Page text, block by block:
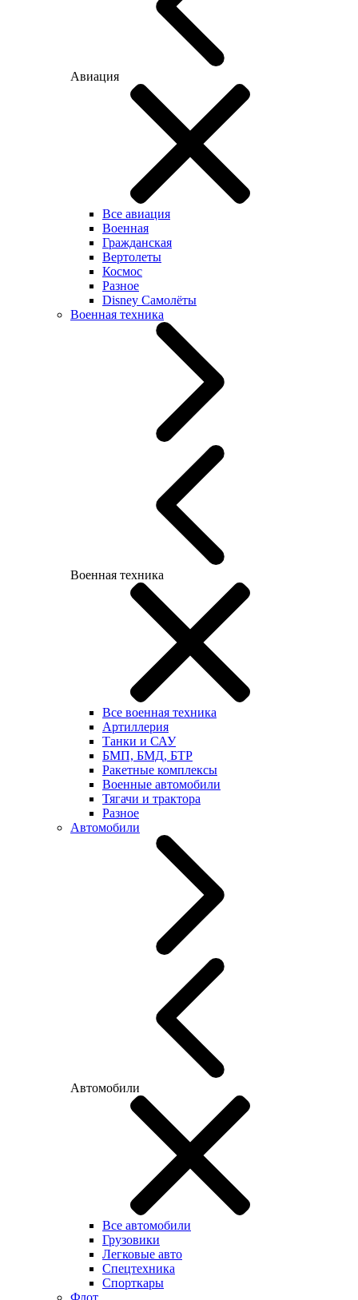
Авиация
Все авиация
Военная
Гражданская
Вертолеты
Космос
Разное
Disney Самолёты
Военная техника
Военная техника
Все военная техника
Артиллерия
Танки и САУ
БМП, БМД, БТР
Ракетные комплексы
Военные автомобили
Тягачи и трактора
Разное
Автомобили
Автомобили
Все автомобили
Грузовики
Легковые авто
Спецтехника
Спорткары
Флот